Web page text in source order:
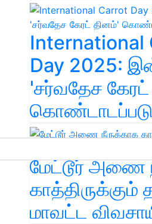
International
Day 2025:
'சர்வதேச
மேட்டூர் அணை
காத்திருக்கும்
மாவட்ட